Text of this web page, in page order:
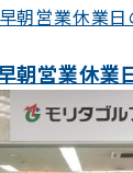
朝営業休業